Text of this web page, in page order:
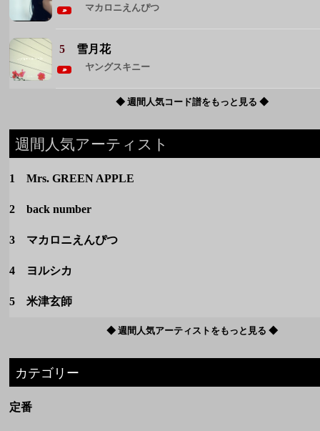
マカロニえんぴつ
5 雪月花
ヤングスキニー
◆ 週間人気コード譜をもっと見る ◆
週間人気アーティスト
1 Mrs. GREEN APPLE
2 back number
3 マカロニえんぴつ
4 ヨルシカ
5 米津玄師
◆ 週間人気アーティストをもっと見る ◆
カテゴリー
定番